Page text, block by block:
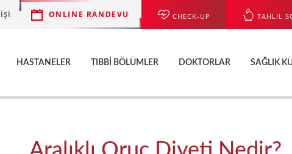
ONLINE RANDEVU CHECK-UP TAHLİL
HASTANELER TIBBI BÖLÜMLER DOKTORLAR SAĞLIK